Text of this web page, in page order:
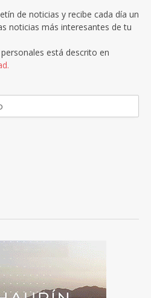
de noticias y recibe cada día un
noticias más interesantes de tu
está descrito en